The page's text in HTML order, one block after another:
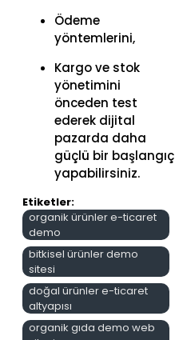
Ödeme
yöntemlerini,
Kargo ve stok
yönetimini
önceden test
ederek dijital
pazarda daha
güçlü bir başlangıç
yapabilirsiniz.
Etiketler:
organik ürünler e-ticaret
demo
bitkisel ürünler demo
sitesi
doğal ürünler e-ticaret
altyapısı
organik gıda demo web